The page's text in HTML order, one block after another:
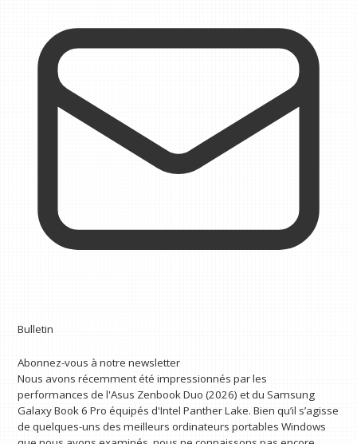
Bulletin
Abonnez-vous à notre newsletter
Nous avons récemment été impressionnés par les
performances de l'Asus Zenbook Duo (2026) et du Samsung
Galaxy Book 6 Pro équipés d'Intel Panther Lake. Bien qu’il s’agisse
de quelques-uns des meilleurs ordinateurs portables Windows